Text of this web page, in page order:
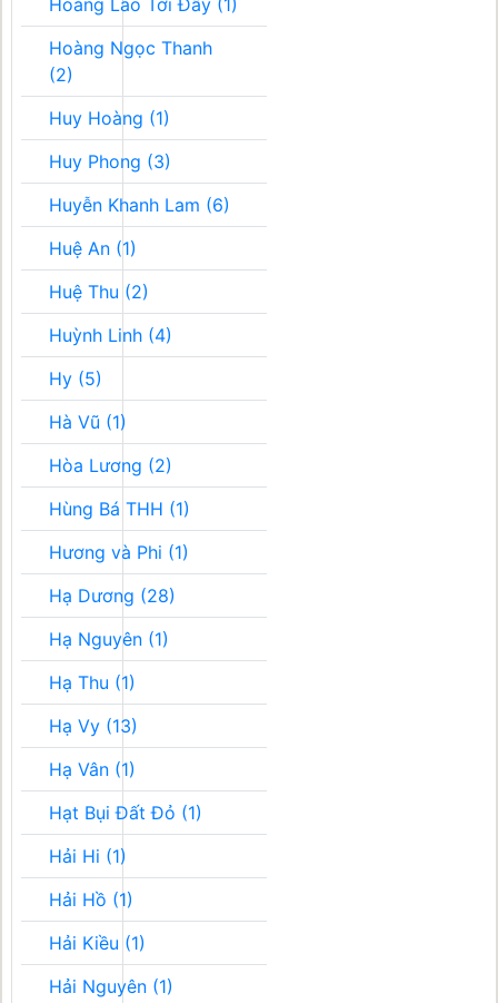
Hoàng Lão Tới Đây (1)
Hoàng Ngọc Thanh
(2)
Huy Hoàng (1)
Huy Phong (3)
Huyễn Khanh Lam (6)
Huệ An (1)
Huệ Thu (2)
Huỳnh Linh (4)
Hy (5)
Hà Vũ (1)
Hòa Lương (2)
Hùng Bá THH (1)
Hương và Phi (1)
Hạ Dương (28)
Hạ Nguyên (1)
Hạ Thu (1)
Hạ Vy (13)
Hạ Vân (1)
Hạt Bụi Đất Đỏ (1)
Hải Hi (1)
Hải Hồ (1)
Hải Kiều (1)
Hải Nguyên (1)